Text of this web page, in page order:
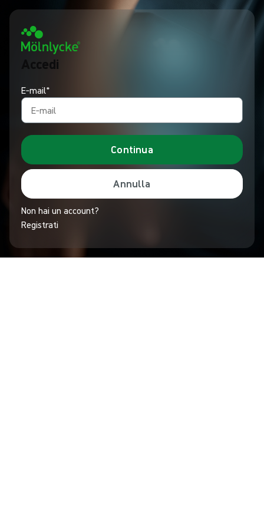
Accedi
E‑mail*
Continua
Annulla
Non hai un account?
Registrati